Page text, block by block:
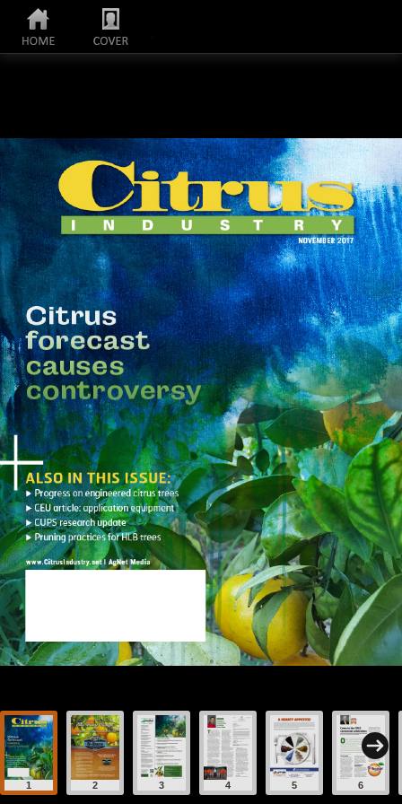
1 2 3 4 5 6